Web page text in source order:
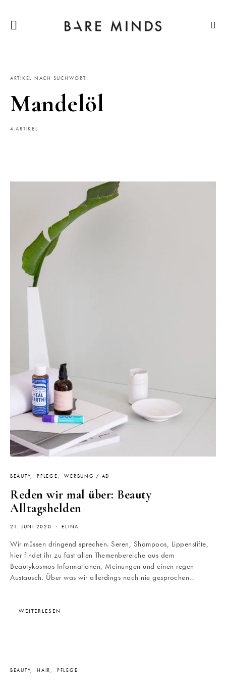
ARTIKEL NACH SUCHWORT
Mandelöl
4 ARTIKEL
BEAUTY PFLEGE WERBUNG / AD
Reden wir mal über: Beauty
Alltagshelden
21. JUNI 2020 ELINA
Wir müssen dringend sprechen. Seren, Shampoos, Lippenstifte,
hier findet ihr zu fast allen Themenbereiche aus dem
Beautykosmos Informationen, Meinungen und einen regen
Austausch. Über was wir allerdings noch nie gesprochen…
WEITERLESEN
BEAUTY HAIR PFLEGE